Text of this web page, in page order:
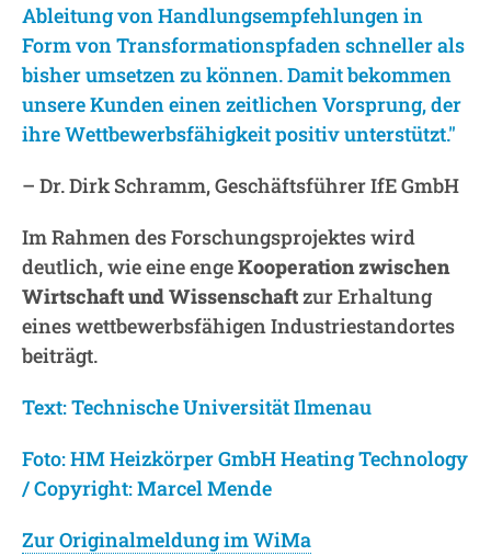
Ableitung von Handlungsempfehlungen in
Form von Transformationspfaden schneller als
bisher umsetzen zu können. Damit bekommen
unsere Kunden einen zeitlichen Vorsprung, der
ihre Wettbewerbsfähigkeit positiv unterstützt."
– Dr. Dirk Schramm, Geschäftsführer IfE GmbH
Im Rahmen des Forschungsprojektes wird
deutlich, wie eine engeKooperation zwischen
Wirtschaft und Wissenschaft zur Erhaltung
eines wettbewerbsfähigen Industriestandortes
beiträgt.
Text: Technische Universität Ilmenau
Foto: HM Heizkörper GmbH Heating Technology
/ Copyright: Marcel Mende
Zur Originalmeldung im WiMa